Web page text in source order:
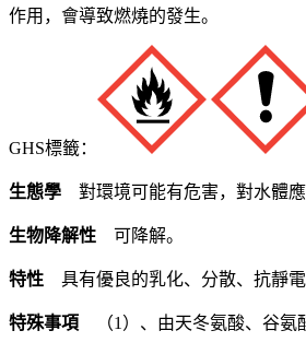
作用，會導致燃燒的發生。
GHS標籤：
生態學 對環境可能有危害，對水體應
生物降解性 可降解。
特性 具有優良的乳化、分散、抗靜
特殊事項 （1）、由天冬氨酸、谷氨